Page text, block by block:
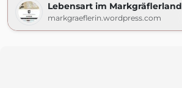
Lebensart im Markgräflerland
markgraeflerin.wordpress.com